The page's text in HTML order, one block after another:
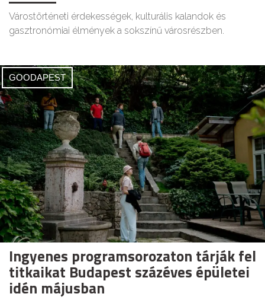
Várostörténeti érdekességek, kulturális kalandok és
gasztronómiai élmények a sokszínű városrészben.
GOODAPEST
Ingyenes programsorozaton tárják fel
titkaikat Budapest százéves épületei
idén májusban